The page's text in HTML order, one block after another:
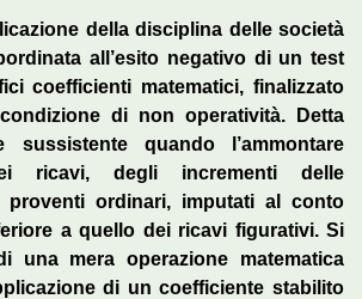
della disciplina delle società
all’esito negativo di un test
coefficienti matematici, finalizzato
di non operatività. Detta
quando l’ammontare
ricavi, degli incrementi delle
proventi ordinari, imputati al conto
a quello dei ricavi figurativi. Si
una mera operazione matematica
di un coefficiente stabilito